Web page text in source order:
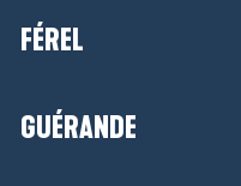
FÉREL
GUÉRANDE
63
Sie uns